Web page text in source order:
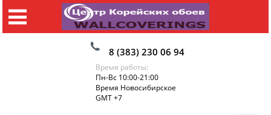
8 (383) 230 06 94
Время работы:
Пн-Вс 10:00-21:00
Время Новосибирское
GMT +7